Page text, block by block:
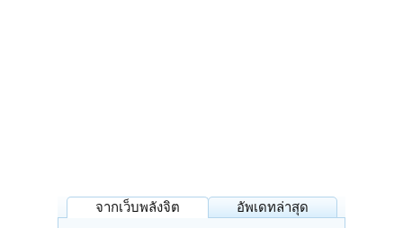
จากเว็บพลังจิต อัพเดทล่าสุด